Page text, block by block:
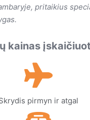
pritaikius
kainas
pirmyn ir atgal